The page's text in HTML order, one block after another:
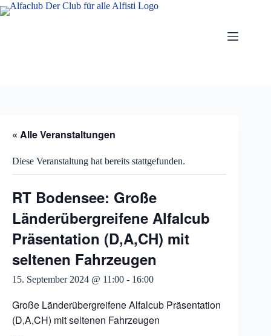
Zum
Inhalt
« Alle Veranstaltungen
Diese Veranstaltung hat bereits stattgefunden.
RT Bodensee: Große
Länderübergreifene Alfalcub
Präsentation (D,A,CH) mit
seltenen Fahrzeugen
15. September 2024 @ 11:00 - 16:00
Große Länderübergreifene Alfalcub Präsentation
(D,A,CH) mit seltenen Fahrzeugen